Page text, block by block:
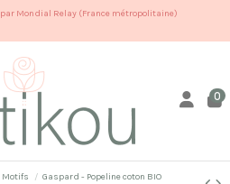
Mondial Relay (France métropolitaine)
0
Motifs
Gaspard - Popeline coton BIO